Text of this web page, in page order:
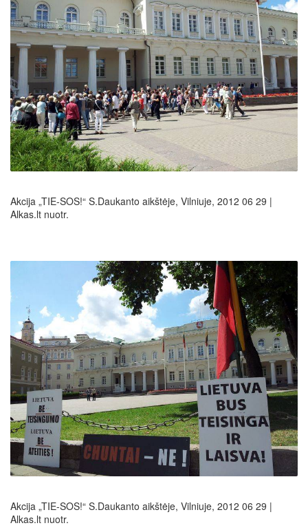
Akcija „TIE-SOS!“ S.Daukanto aikštėje, Vilniuje, 2012 06 29 |
Alkas.lt nuotr.
Akcija „TIE-SOS!“ S.Daukanto aikštėje, Vilniuje, 2012 06 29 |
Alkas.lt nuotr.